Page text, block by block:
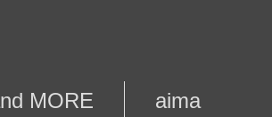
MORE aima